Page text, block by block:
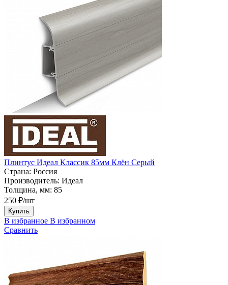
Плинтус Идеал Классик 85мм Клён Серый
Страна: Россия
Производитель: Идеал
Толщина, мм: 85
250 ₽/шт
Купить
В избранное В избранном
Сравнить